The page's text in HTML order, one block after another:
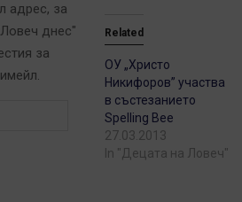
Related
ОУ „Христо
Никифоров” участва
в състезанието
Spelling Bee
27.03.2013
In "Децата на Ловеч"
адрес, за
днес"
за